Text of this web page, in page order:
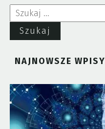
Szukaj:
NAJNOWSZE WPISY